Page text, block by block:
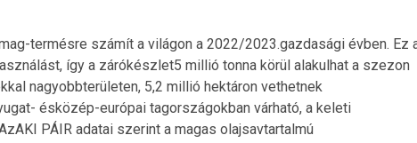
termésre számít a világon a 2022/2023.gazdasági évben. Ez
így a zárókészlet5 millió tonna körül alakulhat a szezon
nagyobbterületen, 5,2 millió hektáron vethetnek
ésközép-európai tagországokban várható, a keleti
PÁIR adatai szerint a magas olajsavtartalmú